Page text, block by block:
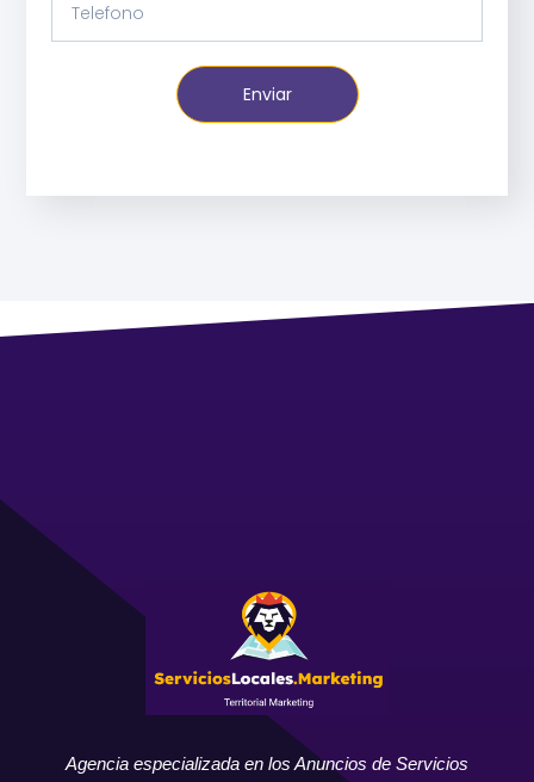
Enviar
Agencia especializada en los Anuncios de Servicios